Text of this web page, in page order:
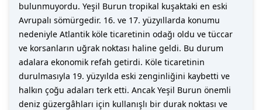
bulunmuyordu. Yeşil Burun tropikal kuşaktaki en eski
Avrupalı sömürgedir. 16. ve 17. yüzyıllarda konumu
nedeniyle Atlantik köle ticaretinin odağı oldu ve tüccar
ve korsanların uğrak noktası haline geldi. Bu durum
adalara ekonomik refah getirdi. Köle ticaretinin
durulmasıyla 19. yüzyılda eski zenginliğini kaybetti ve
halkın çoğu adaları terk etti. Ancak Yeşil Burun önemli
deniz güzergâhları için kullanışlı bir durak noktası ve